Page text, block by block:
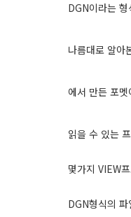
Navigation
DGN이라는
나름대로 알
에서 만든 포
읽을 수 있는
몇가지 VIEW
DGN형식의